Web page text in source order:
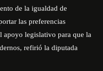
de la igualdad de
las preferencias
apoyo legislativo para que la
refirió la diputada